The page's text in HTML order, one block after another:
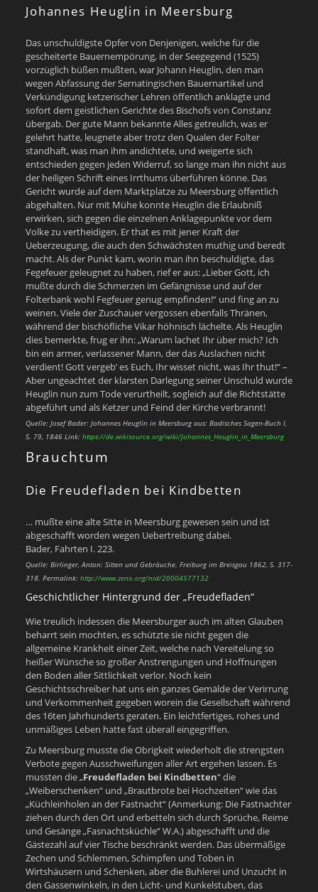
Johannes Heuglin in Meersburg
Das unschuldigste Opfer von Denjenigen, welche für die
gescheiterte Bauernempörung, in der Seegegend (1525)
vorzüglich büßen mußten, war Johann Heuglin, den man
wegen Abfassung der Sernatingischen Bauernartikel und
Verkündigung ketzerischer Lehren öffentlich anklagte und
sofort dem geistlichen Gerichte des Bischofs von Constanz
übergab. Der gute Mann bekannte Alles getreulich, was er
gelehrt hatte, leugnete aber trotz den Qualen der Folter
standhaft, was man ihm andichtete, und weigerte sich
entschieden gegen jeden Widerruf, so lange man ihn nicht aus
der heiligen Schrift eines Irrthums überführen könne. Das
Gericht wurde auf dem Marktplatze zu Meersburg öffentlich
abgehalten. Nur mit Mühe konnte Heuglin die Erlaubniß
erwirken, sich gegen die einzelnen Anklagepunkte vor dem
Volke zu vertheidigen. Er that es mit jener Kraft der
Ueberzeugung, die auch den Schwächsten muthig und beredt
macht. Als der Punkt kam, worin man ihn beschuldigte, das
Fegefeuer geleugnet zu haben, rief er aus: „Lieber Gott, ich
mußte durch die Schmerzen im Gefängnisse und auf der
Folterbank wohl Fegfeuer genug empfinden!“ und fing an zu
weinen. Viele der Zuschauer vergossen ebenfalls Thränen,
während der bischöfliche Vikar höhnisch lächelte. Als Heuglin
dies bemerkte, frug er ihn: „Warum lachet Ihr über mich? Ich
bin ein armer, verlassener Mann, der das Auslachen nicht
verdient! Gott vergeb’ es Euch, Ihr wisset nicht, was Ihr thut!“ –
Aber ungeachtet der klarsten Darlegung seiner Unschuld wurde
Heuglin nun zum Tode verurtheilt, sogleich auf die Richtstätte
abgeführt und als Ketzer und Feind der Kirche verbrannt!
Quelle: Josef Bader: Johannes Heuglin in Meersburg aus: Badisches Sagen-Buch I,
S. 79, 1846 Link: https://de.wikisource.org/wiki/Johannes_Heuglin_in_Meersburg
Brauchtum
Die Freudefladen bei Kindbetten
… mußte eine alte Sitte in Meersburg gewesen sein und ist
abgeschafft worden wegen Uebertreibung dabei.
Bader, Fahrten I. 223.
Quelle: Birlinger, Anton: Sitten und Gebräuche. Freiburg im Breisgau 1862, S. 317-
318. Permalink: http://www.zeno.org/nid/20004577132
Geschichtlicher Hintergrund der „Freudefladen“
Wie treulich indessen die Meersburger auch im alten Glauben
beharrt sein mochten, es schützte sie nicht gegen die
allgemeine Krankheit einer Zeit, welche nach Vereitelung so
heißer Wünsche so großer Anstrengungen und Hoffnungen
den Boden aller Sittlichkeit verlor. Noch kein
Geschichtsschreiber hat uns ein ganzes Gemälde der Verirrung
und Verkommenheit gegeben worein die Gesellschaft während
des 16ten Jahrhunderts geraten. Ein leichtfertiges, rohes und
unmäßiges Leben hatte fast überall eingegriffen.
Zu Meersburg musste die Obrigkeit wiederholt die strengsten
Verbote gegen Ausschweifungen aller Art ergehen lassen. Es
mussten die „Freudefladen bei Kindbetten“ die
„Weiberschenken“ und „Brautbrote bei Hochzeiten“ wie das
„Küchleinholen an der Fastnacht“ (Anmerkung: Die Fastnachter
ziehen durch den Ort und erbetteln sich durch Sprüche, Reime
und Gesänge „Fasnachtsküchle“ W.A.) abgeschafft und die
Gästezahl auf vier Tische beschränkt werden. Das übermäßige
Zechen und Schlemmen, Schimpfen und Toben in
Wirtshäusern und Schenken, aber die Buhlerei und Unzucht in
den Gassenwinkeln, in den Licht- und Kunkelstuben, das